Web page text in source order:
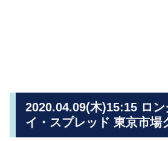
2020.04.09(木)15:15 ロン
イ・スプレッド 東京市場